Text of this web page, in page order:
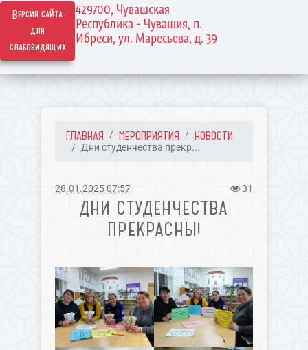
Версия сайта
для
слабовидящих
429700, Чувашская
Республика - Чувашия, п.
Ибреси, ул. Маресьева, д. 39
ГЛАВНАЯ МЕРОПРИЯТИЯ НОВОСТИ
Дни студенчества прекр...
28.01.2025 07:57 31
ДНИ СТУДЕНЧЕСТВА
ПРЕКРАСНЫ!